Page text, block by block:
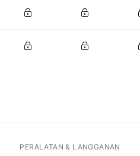
PERALATAN & LANGGANAN